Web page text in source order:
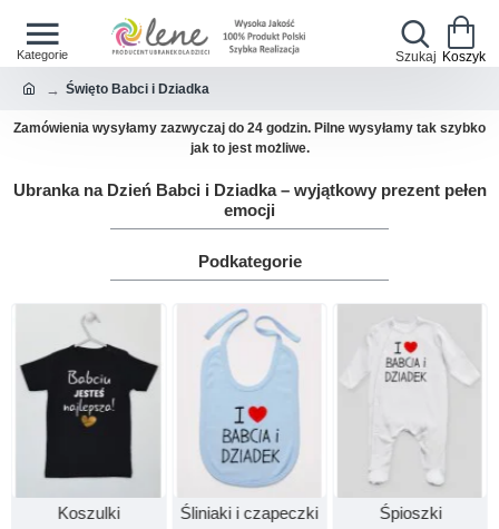
Święto Babci i Dziadka
Jeśli przesyłka jest pilna, napisz w uwagach do zamówienia - wyślemy
priorytetowo bez opłat
Ubranka na Dzień Babci i Dziadka – wyjątkowy prezent pełen
emocji
Podkategorie
Koszulki Śliniaki i czapeczki Śpioszki